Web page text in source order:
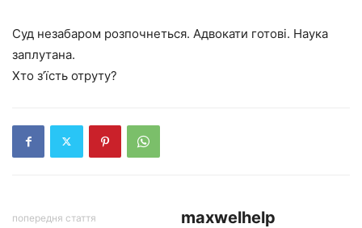
Суд незабаром розпочнеться. Адвокати готові. Наука
заплутана.
Хто з’їсть отруту?
попередня стаття maxwelhelp